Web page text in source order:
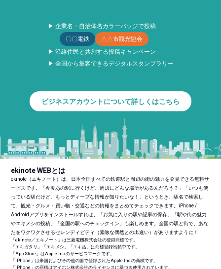
▶ 企業名・自治体名カラーバッジで投稿
〇〇電鉄
△△市観光協会
▶ 沿線住民と共創する投稿キャンペーン
▶ 全国から集客できるデジタルスタンプラリー
ビジネスアカウントについて詳しくはこちら
ekinote WEBとは
ekinote（エキノート）は、日本全国すべての鉄道駅と周辺の街の魅力を発見できる無料サ
ービスです。「今度あの駅に行くけど、周辺にどんな場所があるんだろう？」「いつも使
っている駅だけど、もっとディープな情報が知りたいな！」というとき、駅名で検索し
て、観光・グルメ・買い物・交通などの情報をまとめてチェックできます。iPhone /
Androidアプリをインストールすれば、「お気に入りの駅や記事の保存」「駅や街の魅力
やエキメシの投稿」「全国の駅へのチェックイン」も楽しめます。全国の駅と街で、あな
たをワクワクさせるセレンディピティ（素敵な偶然との出逢い）がありますように！
「ekinote／エキノート」は三菱電機株式会社の登録商標です。
「エキガタリ」「エキメシ」「エキ活」は商標登録出願中です。
「App Store」はApple Inc.のサービスマークです。
「iPhone」は米国およびその他の国で登録されたApple Inc.の商標です。
「iPhone」の商標はアイホン株式会社のライセンスに基づき使用されています。